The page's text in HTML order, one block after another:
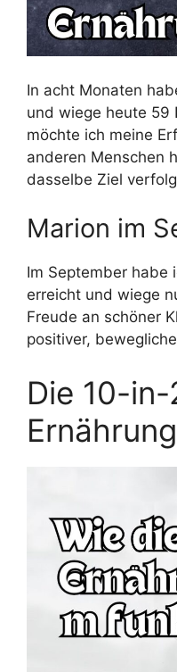
In acht Monaten
und wiege heute 59
möchte ich meine
anderen Menschen
dasselbe Ziel
Marion im
Im September habe
erreicht und wiege
Freude an schöner
positiver,
Die 10-